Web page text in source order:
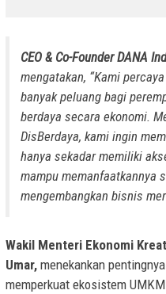
CEO & Co-Founder DANA
mengatakan, “Kami
banyak peluang bagi
berdaya secara ekonomi.
DisBerdaya, kami ingin
hanya sekadar memiliki
mampu memanfaatkannya
mengembangkan bisnis
Wakil Menteri Ekonomi
Umar, menekankan
memperkuat ekosistem